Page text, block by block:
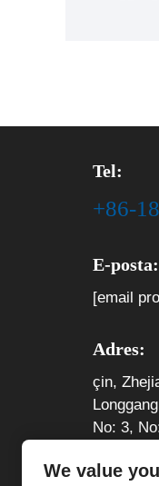
Tel:
+86-
E-posta:
[email
Adres:
çin,
No: 3,
We value